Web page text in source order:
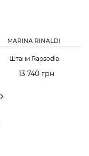
MARINA RINALDI
Штани Rapsodia
13 740 грн